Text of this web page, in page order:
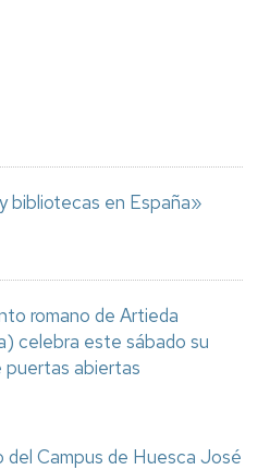
bibliotecas en España»
romano de Artieda
celebra este sábado su
puertas abiertas
del Campus de Huesca José